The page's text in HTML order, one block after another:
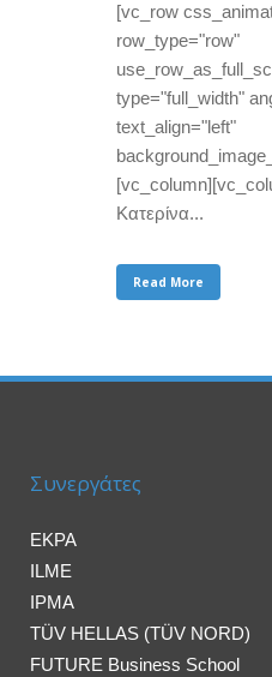
[vc_row
row_type="row"
type="full_width"
text_align="left"
Κατερίνα...
Read More
Συνεργάτες
EKPA
ILME
IPMA
TÜV HELLAS (TÜV NORD)
FUTURE Business School